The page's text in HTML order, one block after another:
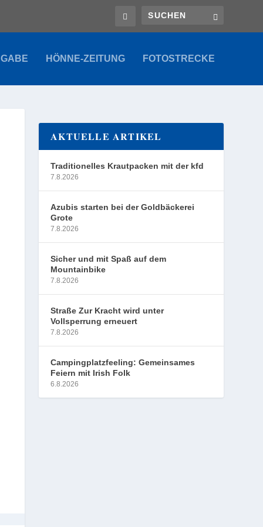
HÖNNE-ZEITUNG FOTOSTRECKE
AKTUELLE ARTIKEL
Traditionelles Krautpacken mit der kfd
7.8.2026
Azubis starten bei der Goldbäckerei
Grote
7.8.2026
Sicher und mit Spaß auf dem
Mountainbike
7.8.2026
Straße Zur Kracht wird unter
Vollsperrung erneuert
7.8.2026
Campingplatzfeeling: Gemeinsames
Feiern mit Irish Folk
6.8.2026